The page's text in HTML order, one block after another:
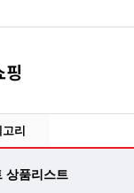
고리
상품리스트